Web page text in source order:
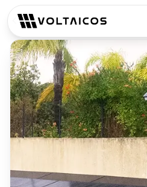
Volver a proyectos